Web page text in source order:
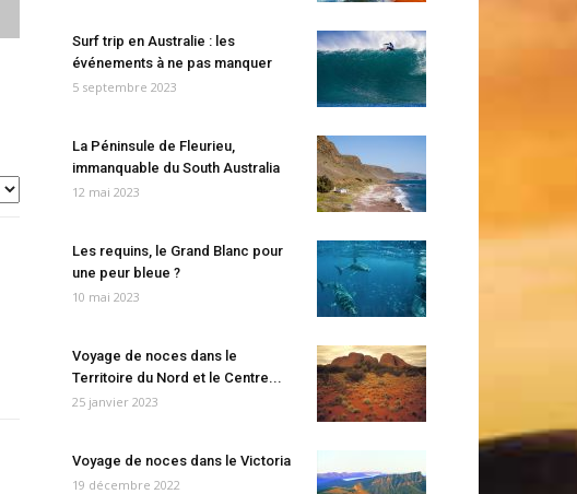
Surf trip en Australie : les
événements à ne pas manquer
5 septembre 2023
La Péninsule de Fleurieu,
immanquable du South Australia
12 mai 2023
Les requins, le Grand Blanc pour
une peur bleue ?
10 mai 2023
Voyage de noces dans le
Territoire du Nord et le Centre...
25 janvier 2023
Voyage de noces dans le Victoria
19 décembre 2022